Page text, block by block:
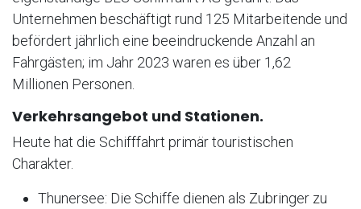
Unternehmen beschäftigt rund 125 Mitarbeitende und
befördert jährlich eine beeindruckende Anzahl an
Fahrgästen; im Jahr 2023 waren es über 1,62
Millionen Personen.
Verkehrsangebot und Stationen.
Heute hat die Schifffahrt primär touristischen
Charakter.
Thunersee: Die Schiffe dienen als Zubringer zu